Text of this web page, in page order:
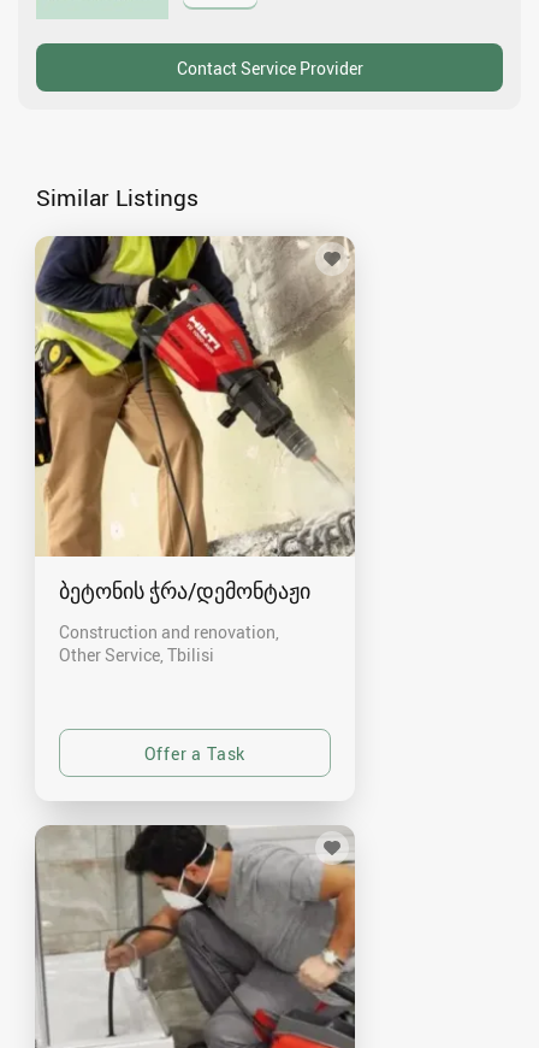
Similar Listings
ბეტონის ჭრა/დემონტაჟი
Construction and renovation,
Other Service Tbilisi